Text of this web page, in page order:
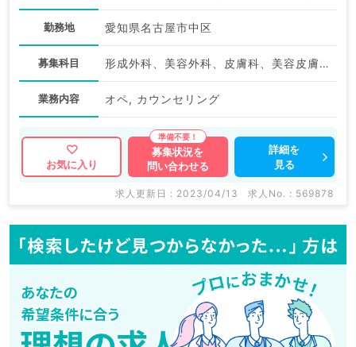
勤務地 愛知県名古屋市中区
募集科目 形成外科、美容外科、皮膚科、美容皮膚科
業務内容 オペ, カウンセリング
お気に入り
募集状況を
問い合わせる
詳細を
見る
求人更新日 : 2023/04/13 求人No. : 569878